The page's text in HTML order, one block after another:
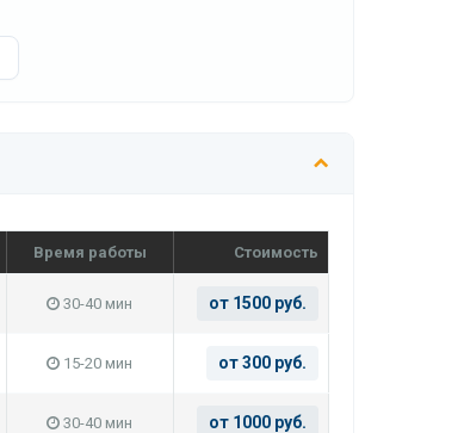
Время работы Стоимость
30-40 мин от 1500 руб.
15-20 мин от 300 руб.
30-40 мин от 1000 руб.